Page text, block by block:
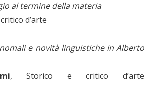
al termine della materia
d’arte
e novità linguistiche in Alberto
, Storico e critico d’arte